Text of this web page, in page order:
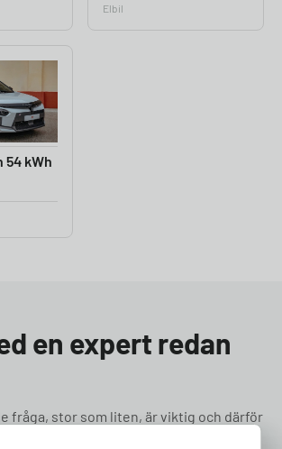
Elbil
54 kWh
en expert redan
fråga, stor som liten, är viktig och därför
ge snabb, vänlig och professionell